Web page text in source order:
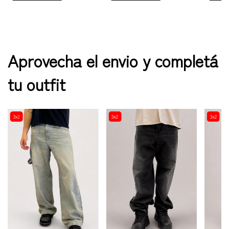
Aprovecha el envio y completá
tu outfit
3x2 3x2 3x2